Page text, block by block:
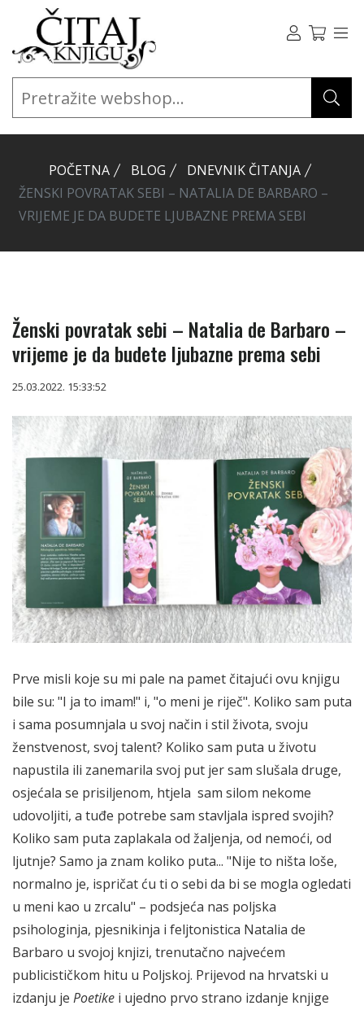
POČETNA BLOG
DNEVNIK ČITANJA
ŽENSKI POVRATAK SEBI – NATALIA DE BARBARO –
VRIJEME JE DA BUDETE LJUBAZNE PREMA SEBI
Ženski povratak sebi – Natalia de Barbaro –
vrijeme je da budete ljubazne prema sebi
25.03.2022. 15:33:52
Prve misli koje su mi pale na pamet čitajući ovu knjigu
bile su: "I ja to imam!" i, "o meni je riječ". Koliko sam puta
i sama posumnjala u svoj način i stil života, svoju
ženstvenost, svoj talent? Koliko sam puta u životu
napustila ili zanemarila svoj put jer sam slušala druge,
osjećala se prisiljenom, htjela sam silom nekome
udovoljiti, a tuđe potrebe sam stavljala ispred svojih?
Koliko sam puta zaplakala od žaljenja, od nemoći, od
ljutnje? Samo ja znam koliko puta... "Nije to ništa loše,
normalno je, ispričat ću ti o sebi da bi se mogla ogledati
u meni kao u zrcalu" – podsjeća nas poljska
psihologinja, pjesnikinja i feljtonistica Natalia de
Barbaro u svojoj knjizi, trenutačno najvećem
publicističkom hitu u Poljskoj. Prijevod na hrvatski u
izdanju je Poetike i ujedno prvo strano izdanje knjige